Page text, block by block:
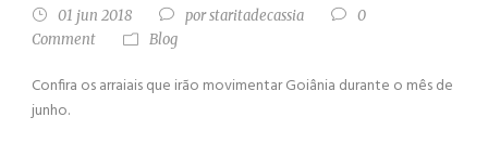
01 jun 2018 porstaritadecassia
0
Comment
Blog
Confira os arraiais que irão movimentar Goiânia durante o mês de
junho.